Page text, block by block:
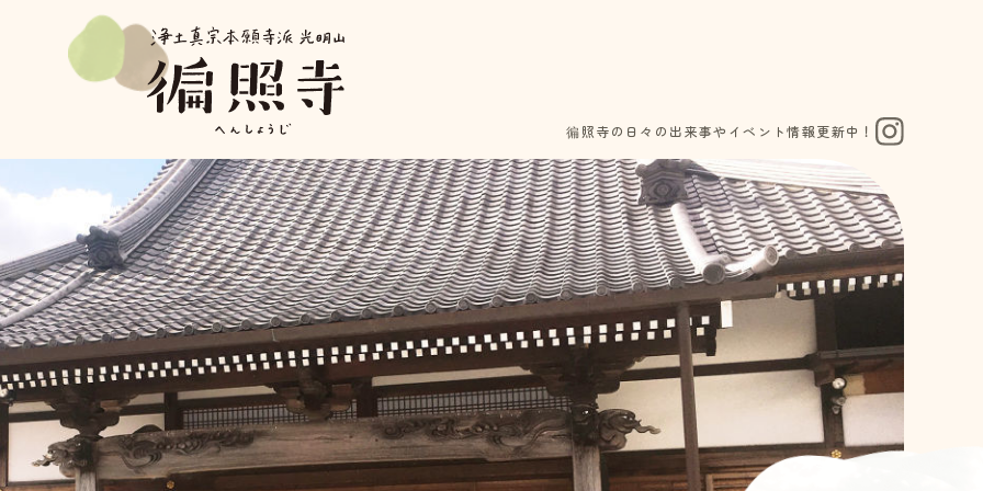
徧照寺の日々の出来事やイベント情報更新中！